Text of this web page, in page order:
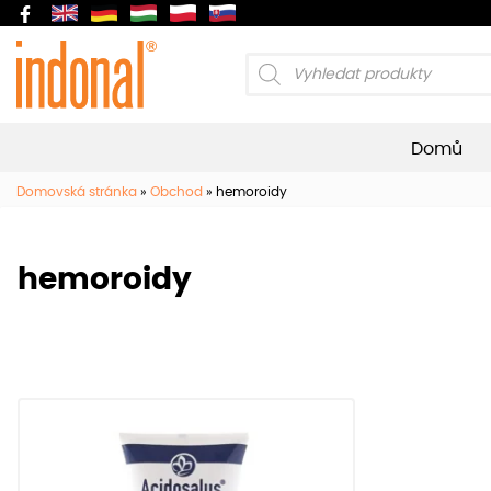
Products
Domů
Domovská stránka » Obchod » hemoroidy
hemoroidy